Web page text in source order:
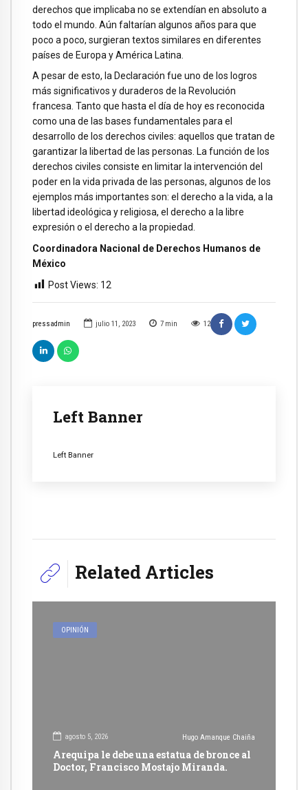
pressadmin julio 11, 2023 7 min 12
Left Banner
Left Banner
derechos que implicaba no se extendían en absoluto a
todo el mundo. Aún faltarían algunos años para que
poco a poco, surgieran textos similares en diferentes
países de Europa y América Latina.
A pesar de esto, la Declaración fue uno de los logros
más significativos y duraderos de la Revolución
francesa. Tanto que hasta el día de hoy es reconocida
como una de las bases fundamentales para el
desarrollo de los derechos civiles: aquellos que tratan de
garantizar la libertad de las personas. La función de los
derechos civiles consiste en limitar la intervención del
poder en la vida privada de las personas, algunos de los
ejemplos más importantes son: el derecho a la vida, a la
libertad ideológica y religiosa, el derecho a la libre
expresión o el derecho a la propiedad.
Coordinadora Nacional de Derechos Humanos de
México
Post Views: 12
Related Articles
OPINIÓN
agosto 5, 2026 Hugo Amanque Chaiña
Arequipa le debe una estatua de bronce al
Doctor, Francisco Mostajo Miranda.